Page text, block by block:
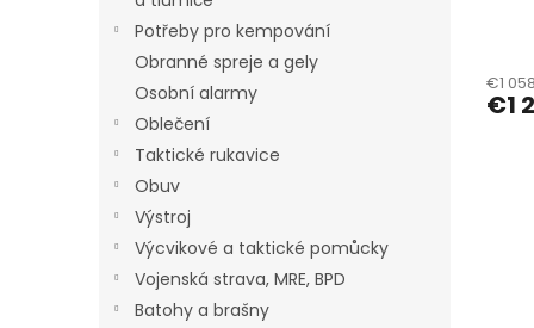
Potřeby pro kempování
Obranné spreje a gely
Osobní alarmy
Oblečení
Taktické rukavice
Obuv
Výstroj
Výcvikové a taktické pomůcky
Vojenská strava, MRE, BPD
Batohy a brašny
€1
€1